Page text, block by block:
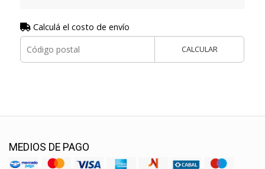
Calculá el costo de envío
CALCULAR
MEDIOS DE PAGO